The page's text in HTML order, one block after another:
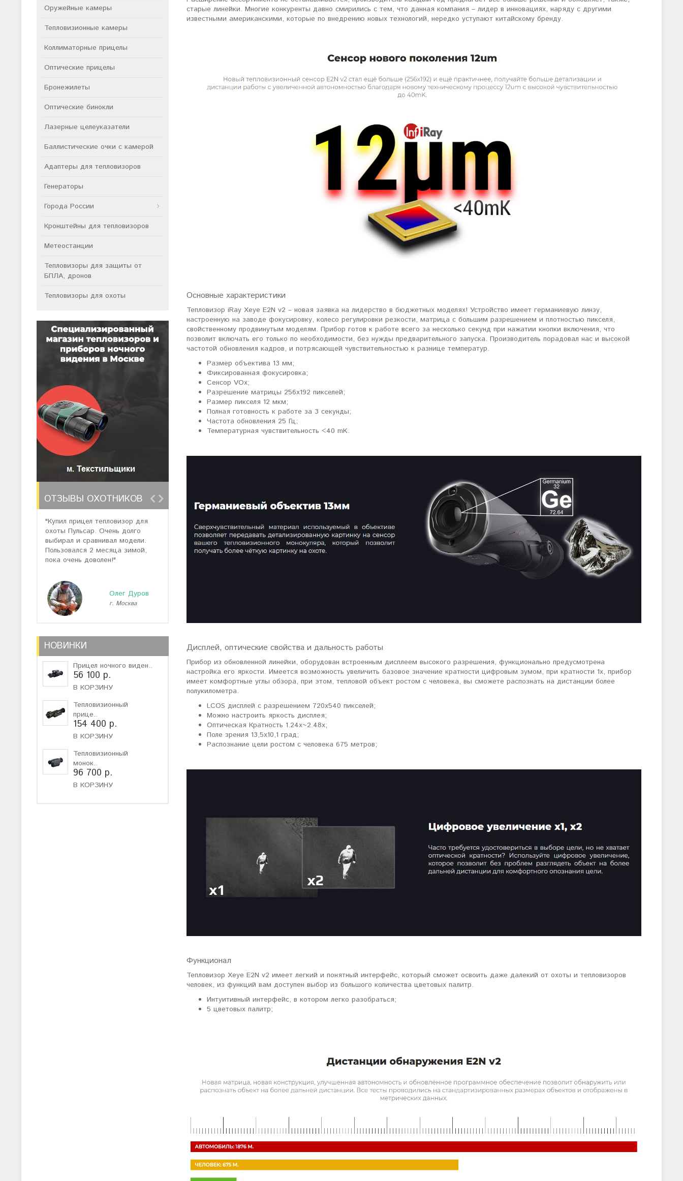
Оружейные камеры
Тепловизионные камеры
Коллиматорные прицелы
Оптические прицелы
Бронежилеты
Оптические бинокли
Лазерные целеуказатели
Баллистические очки с камерой
Адаптеры для тепловизоров
Генераторы
Города России
Кронштейны для тепловизоров
Метеостанции
Тепловизоры для защиты от
БПЛА, дронов
Тепловизоры для охоты
ОТЗЫВЫ ОХОТНИКОВ
"Купил прицел тепловизор для
охоты Пульсар. Очень долго
выбирал и сравнивал модели.
Пользовался 2 месяца зимой,
пока очень доволен!"
Олег Дуров
г. Москва
много, но спасибо консультантам,
помогли подобрать отличную и
не дорогую модель. Взял
"Искал универсальный
тепловизор для охоты днем и
ночью. Спасибо Семену за
грамотную консультацию. Очень
НОВИНКИ
Прицел ночного виден..
56 100 р.
В КОРЗИНУ
Тепловизионный
прице..
154 400 р.
В КОРЗИНУ
Тепловизионный
монок..
96 700 р.
В КОРЗИНУ
старые линейки. Многие конкуренты давно смирились с тем, что данная компания – лидер в инновациях, наряду с другими
известными американскими, которые по внедрению новых технологий, нередко уступают китайскому бренду.
Основные характеристики
Тепловизор iRay Xeye E2N v2 – новая заявка на лидерство в бюджетных моделях! Устройство имеет германиевую линзу,
настроенную на заводе фокусировку, колесо регулировки резкости, матрица с большим разрешением и плотностью пикселя,
свойственному продвинутым моделям. Прибор готов к работе всего за несколько секунд при нажатии кнопки включения, что
позволит включать его только по необходимости, без нужды предварительного запуска. Производитель порадовал нас и высокой
частотой обновления кадров, и потрясающей чувствительностью к разнице температур.
Размер объектива 13 мм;
Фиксированная фокусировка;
Сенсор VOx;
Разрешение матрицы 256x192 пикселей;
Размер пикселя 12 мкм;
Полная готовность к работе за 3 секунды;
Частота обновления 25 Гц;
Температурная чувствительность <40 mK.
Дисплей, оптические свойства и дальность работы
Прибор из обновленной линейки, оборудован встроенным дисплеем высокого разрешения, функционально предусмотрена
настройка его яркости. Имеется возможность увеличить базовое значение кратности цифровым зумом, при кратности 1х, прибор
имеет комфортные углы обзора, при этом, тепловой объект ростом с человека, вы сможете распознать на дистанции более
полукилометра.
LCOS дисплей с разрешением 720x540 пикселей;
Можно настроить яркость дисплея;
Оптическая Кратность 1.24х~2.48x;
Поле зрения 13,5x10,1 град;
Распознание цели ростом с человека 675 метров;
Функционал
Тепловизор Xeye E2N v2 имеет легкий и понятный интерфейс, который сможет освоить даже далекий от охоты и тепловизоров
человек, из функций вам доступен выбор из большого количества цветовых палитр.
Интуитивный интерфейс, в котором легко разобраться;
5 цветовых палитр;